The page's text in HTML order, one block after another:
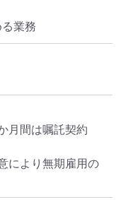
業務
月間は嘱託契約
により無期雇用の